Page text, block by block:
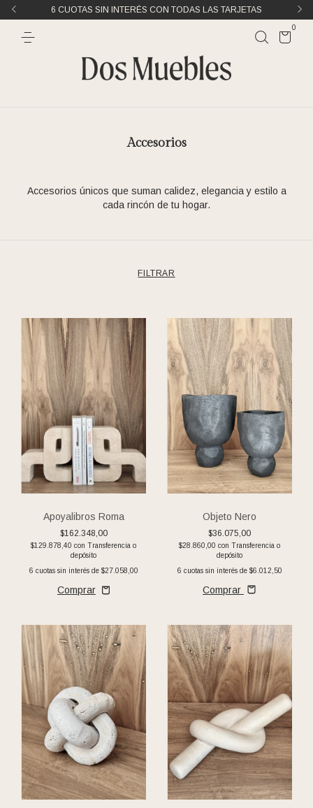
6 CUOTAS SIN INTERÉS CON TODAS LAS TARJETAS
0
Accesorios
Accesorios únicos que suman calidez, elegancia y estilo a
cada rincón de tu hogar.
FILTRAR
Apoyalibros Roma
$162.348,00
$129.878,40 con Transferencia o
depósito
6 cuotas sin interés de $27.058,00
Objeto Nero
$36.075,00
$28.860,00 con Transferencia o
depósito
6 cuotas sin interés de $6.012,50
Comprar